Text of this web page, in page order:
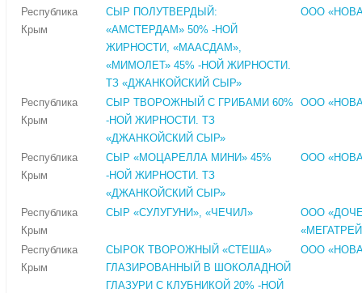
Республика
Крым
СЫР ПОЛУТВЕРДЫЙ:
«АМСТЕРДАМ» 50% -НОЙ
ЖИРНОСТИ, «МААСДАМ»,
«МИМОЛЕТ» 45% -НОЙ ЖИРНОСТИ.
ТЗ «ДЖАНКОЙСКИЙ СЫР»
ООО
Республика
Крым
СЫР ТВОРОЖНЫЙ С ГРИБАМИ 60%
-НОЙ ЖИРНОСТИ. ТЗ
«ДЖАНКОЙСКИЙ СЫР»
ООО
Республика
Крым
СЫР «МОЦАРЕЛЛА МИНИ» 45%
-НОЙ ЖИРНОСТИ. ТЗ
«ДЖАНКОЙСКИЙ СЫР»
ООО
Республика
Крым
СЫР «СУЛУГУНИ», «ЧЕЧИЛ»
ООО
Республика
Крым
СЫРОК ТВОРОЖНЫЙ «СТЕША»
ГЛАЗИРОВАННЫЙ В ШОКОЛАДНОЙ
ГЛАЗУРИ С КЛУБНИКОЙ 20% -НОЙ
ООО